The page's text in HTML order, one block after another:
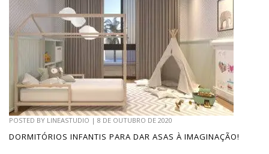
POSTED BY LINEASTUDIO | 8 DE OUTUBRO DE 2020
DORMITÓRIOS INFANTIS PARA DAR ASAS À IMAGINAÇÃO!